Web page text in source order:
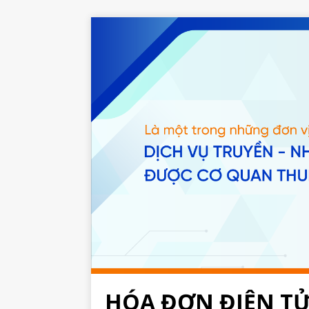
HÓA ĐƠN ĐIỆN